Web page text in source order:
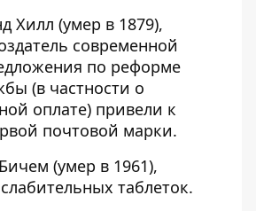
Хилл (умер в 1879),
современной
по реформе
(в частности о
оплате) привели к
почтовой марки.
(умер в 1961),
таблеток.